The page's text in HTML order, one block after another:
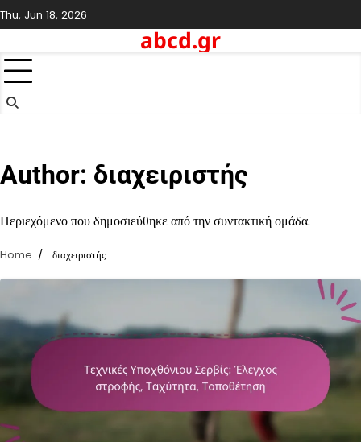
Skip
to
Thu, Jun 18, 2026
abcd.gr
Author: διαχειριστής
Περιεχόμενο που δημοσιεύθηκε από την συντακτική ομάδα.
Home διαχειριστής